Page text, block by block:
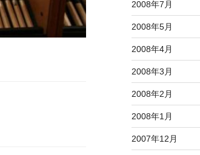
2008年7月
2008年5月
2008年4月
2008年3月
2008年2月
2008年1月
2007年12月